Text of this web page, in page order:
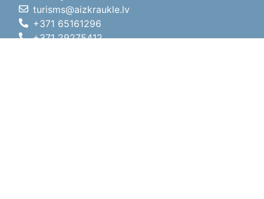
turisms@aizkraukle.lv
+371 65161296
+371 29275412